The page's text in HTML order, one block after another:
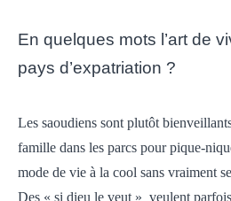
En quelques mots l’art de
pays d’expatriation ?
Les saoudiens sont plutôt
famille dans les parcs pour pique-
mode de vie à la cool sans vraiment
Des « si dieu le veut » veulent